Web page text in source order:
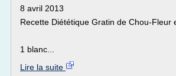
8 avril 2013
Recette Diététique Gratin de Chou-Fleur
1 blanc...
Lire la suite